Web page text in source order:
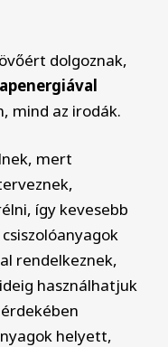
dolgoznak,
mind az irodák.
mert
így kevesebb
rendelkeznek,
használhatjuk
helyett,